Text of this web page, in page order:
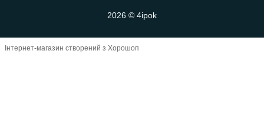
2026 © 4ipok
Інтернет-магазин створений з Хорошоп